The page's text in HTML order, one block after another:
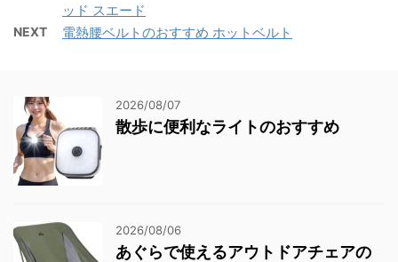
ッド スエード
NEXT 電熱腰ベルトのおすすめ ホットベルト
2026/08/07
散歩に便利なライトのおすすめ
2026/08/06
あぐらで使えるアウトドアチェアの